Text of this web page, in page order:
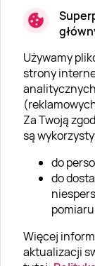
Używamy
strony
Za Twoją
są
do
do
Więcej
aktualizacji
O
O nas
Aktualności
Kariera w Super
Klub Lojalnościowy
Dodaj recenzję